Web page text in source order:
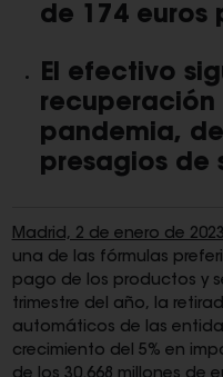
de 174 euros
El efectivo
pandemia,
presagios de
Madrid, 2 de enero de
una de las fórmulas
pago de los productos y
trimestre del año, la
automáticos de las
crecimiento del 5% en